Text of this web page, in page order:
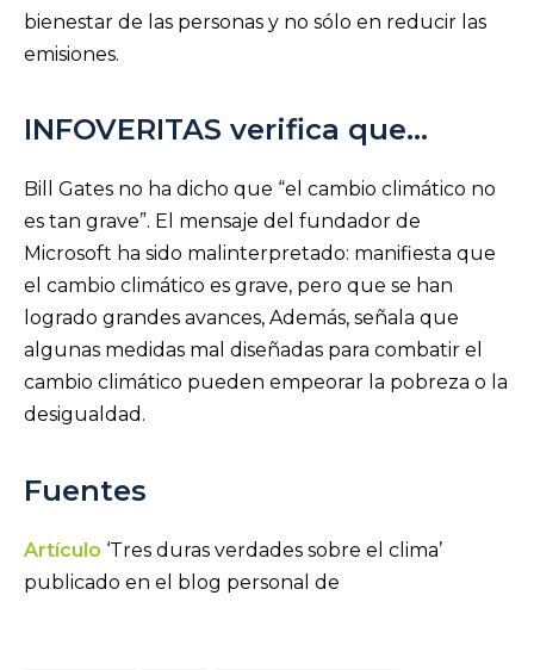
bienestar de las personas y no sólo en reducir las
emisiones.
INFOVERITAS verifica que…
Bill Gates no ha dicho que “el cambio climático no
es tan grave”. El mensaje del fundador de
Microsoft ha sido malinterpretado: manifiesta que
el cambio climático es grave, pero que se han
logrado grandes avances, Además, señala que
algunas medidas mal diseñadas para combatir el
cambio climático pueden empeorar la pobreza o la
desigualdad.
Fuentes
Artículo ‘Tres duras verdades sobre el clima’
publicado en el blog personal de